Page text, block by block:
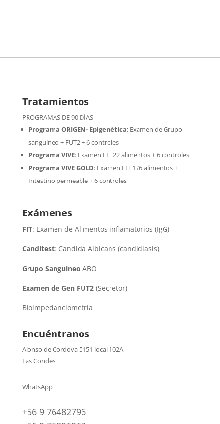
Tratamientos
PROGRAMAS DE 90 DÍAS
Programa ORIGEN- Epigenética:Examen de Grupo
sanguíneo + FUT2 + 6 controles
Programa VIVE: Examen FIT 22 alimentos + 6 controles
Programa VIVE GOLD: Examen FIT 176 alimentos +
Intestino permeable + 6 controles
Exámenes
FIT: Examen de Alimentos inflamatorios (IgG)
Canditest: Candida Albicans (candidiasis)
Grupo Sanguíneo ABO
Examen de Gen FUT2(Secretor)
Bioimpedanciometría
Encuéntranos
Alonso de Cordova 5151 local 102A,
Las Condes
WhatsApp
+56 9 76482796